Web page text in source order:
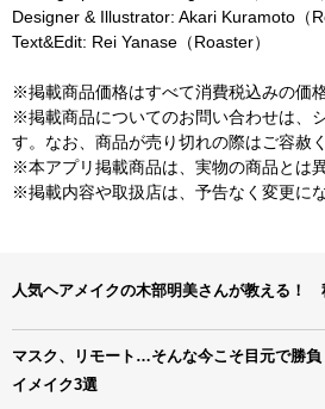
Designer & Illustrator: Akari Kuramoto（
Text&Edit: Rei Yanase（Roaster）
※掲載商品価格はすべて消費税込みの価格
※掲載商品についてのお問い合わせは、
す。なお、商品が売り切れの際はご容赦く
※本アプリ掲載商品は、実物の商品とは
※掲載内容や取扱店は、予告なく変更に
人気ヘアメイクの木部明美さんが教える！
マスク、リモート…そんな今こそ目元で勝
イメイク3選